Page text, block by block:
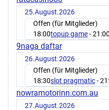
25.August.2026
Offen (für Mitglieder)
18:00topup game- 21:00
9naga daftar
26.August.2026
Offen (für Mitglieder)
18:30slot pragmatic-
nowramotorinn.com.au
27.August.2026